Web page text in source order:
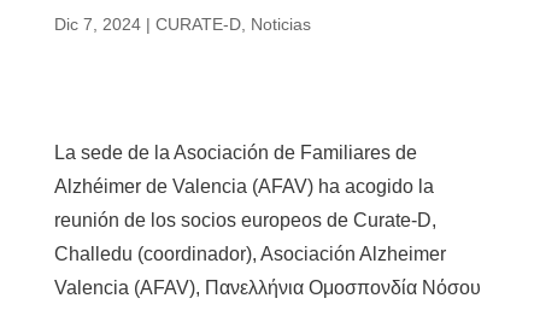
Dic 7, 2024| CURATE-D, Noticias
La sede de la Asociación de Familiares de
Alzhéimer de Valencia (AFAV) ha acogido la
reunión de los socios europeos de Curate-D,
Challedu (coordinador), Asociación Alzheimer
Valencia (AFAV), Πανελλήνια Ομοσπονδία Νόσου